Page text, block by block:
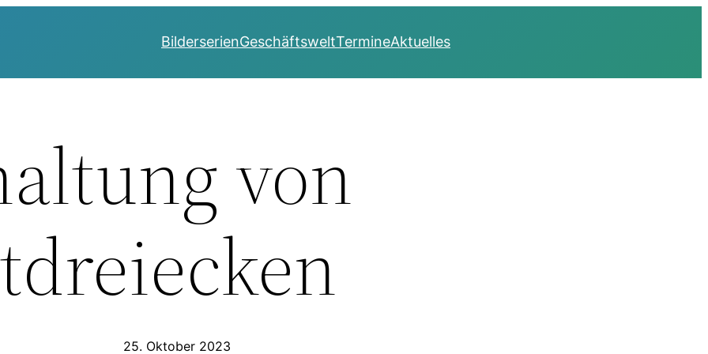
BilderserienGeschäftsweltTermineAktuelles
von
25. Oktober 2023